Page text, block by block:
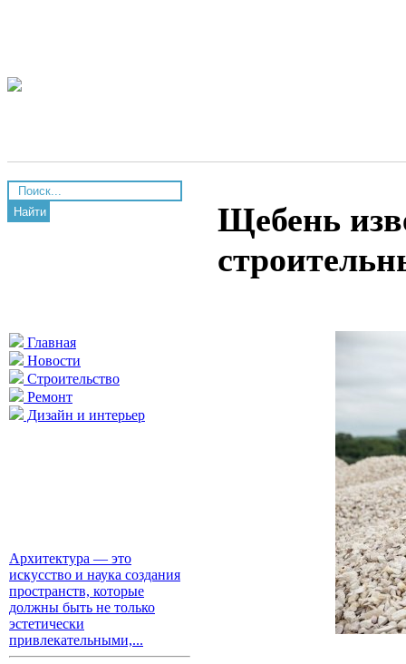
Найти
Главная
Новости
Строительство
Ремонт
Дизайн и интерьер
Архитектура — это
искусство и наука создания
пространств, которые
должны быть не только
эстетически
привлекательными,...
Щебень